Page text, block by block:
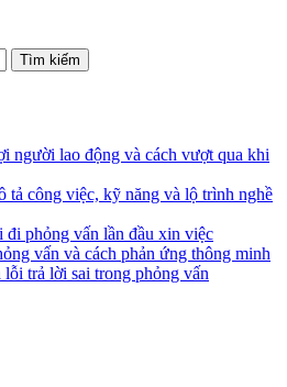
người lao động và cách vượt qua khi
tả công việc, kỹ năng và lộ trình nghề
phỏng vấn lần đầu xin việc
vấn và cách phản ứng thông minh
lỗi trả lời sai trong phỏng vấn